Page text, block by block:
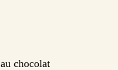
chocolat